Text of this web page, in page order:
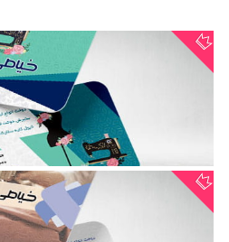
کارت ویزیت psd خیاطی
79,000 تومان